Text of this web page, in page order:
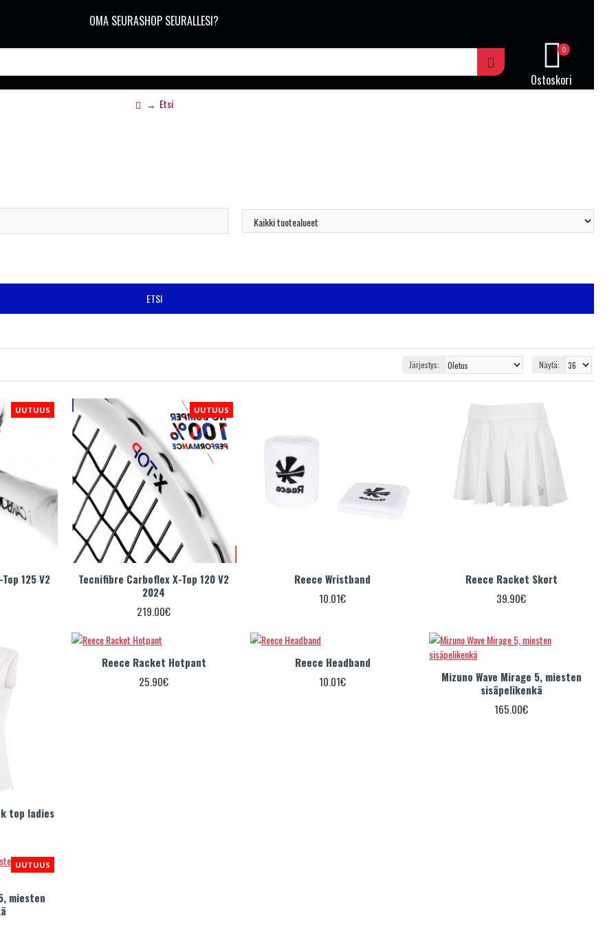
OMA SEURASHOP SEURALLESI?
Ostoskori
0
Etsi
ETSI
Järjestys: Näytä:
UUTUUS
125 V2
UUTUUS
Tecnifibre Carboflex X-Top 120 V2
2024
219.00€
Reece Wristband
10.01€
Reece Racket Skort
39.90€
top ladies
Reece Racket Hotpant
25.90€
Reece Headband
10.01€
Mizuno Wave Mirage 5, miesten
sisäpelikenkä
165.00€
UUTUUS
miesten